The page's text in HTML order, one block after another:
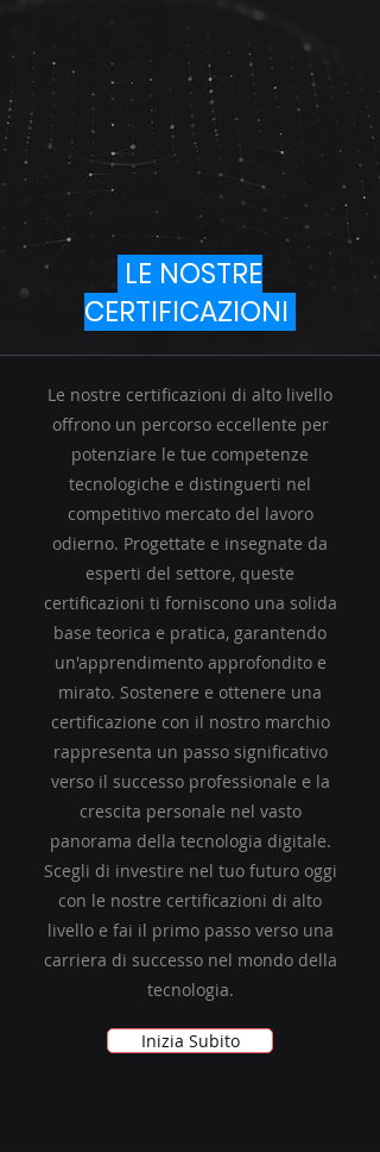
LE NOSTRE
CERTIFICAZIONI
Le nostre certificazioni di alto livello
offrono un percorso eccellente per
potenziare le tue competenze
tecnologiche e distinguerti nel
competitivo mercato del lavoro
odierno. Progettate e insegnate da
esperti del settore, queste
certificazioni ti forniscono una solida
base teorica e pratica, garantendo
un'apprendimento approfondito e
mirato. Sostenere e ottenere una
certificazione con il nostro marchio
rappresenta un passo significativo
verso il successo professionale e la
crescita personale nel vasto
panorama della tecnologia digitale.
Scegli di investire nel tuo futuro oggi
con le nostre certificazioni di alto
livello e fai il primo passo verso una
carriera di successo nel mondo della
tecnologia.
Inizia Subito